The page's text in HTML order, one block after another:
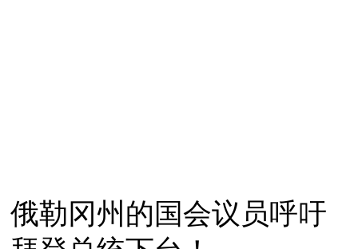
俄勒冈州的国会议员呼吁